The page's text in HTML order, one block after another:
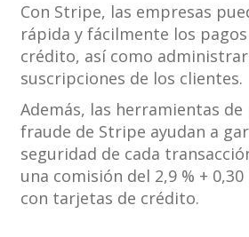
Con Stripe, las empresas
rápida y fácilmente los
crédito, así como
suscripciones de los clientes.
Además, las herramientas de
fraude de Stripe ayudan a
seguridad de cada
una comisión del 2,9 % +
con tarjetas de crédito.